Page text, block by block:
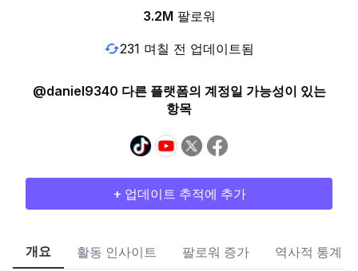
3.2M 팔로워
231 며칠 전 업데이트됨
@daniel9340 다른 플랫폼의 계정일 가능성이 있는
항목
+ 업데이트 추적에 추가
개요 활동 인사이트 팔로워 증가 역사적 통계